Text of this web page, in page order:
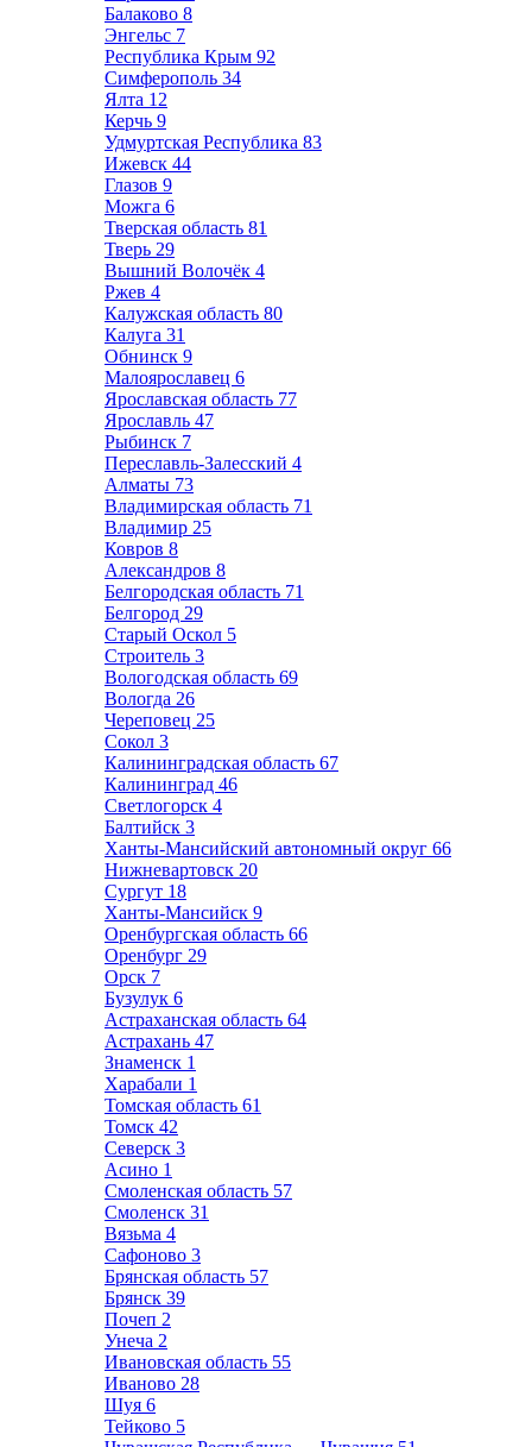
Балаково 8
Энгельс 7
Республика Крым 92
Симферополь 34
Ялта 12
Керчь 9
Удмуртская Республика 83
Ижевск 44
Глазов 9
Можга 6
Тверская область 81
Тверь 29
Вышний Волочёк 4
Ржев 4
Калужская область 80
Калуга 31
Обнинск 9
Малоярославец 6
Ярославская область 77
Ярославль 47
Рыбинск 7
Переславль-Залесский 4
Алматы 73
Владимирская область 71
Владимир 25
Ковров 8
Александров 8
Белгородская область 71
Белгород 29
Старый Оскол 5
Строитель 3
Вологодская область 69
Вологда 26
Череповец 25
Сокол 3
Калининградская область 67
Калининград 46
Светлогорск 4
Балтийск 3
Ханты-Мансийский автономный округ 66
Нижневартовск 20
Сургут 18
Ханты-Мансийск 9
Оренбургская область 66
Оренбург 29
Орск 7
Бузулук 6
Астраханская область 64
Астрахань 47
Знаменск 1
Харабали 1
Томская область 61
Томск 42
Северск 3
Асино 1
Смоленская область 57
Смоленск 31
Вязьма 4
Сафоново 3
Брянская область 57
Брянск 39
Почеп 2
Унеча 2
Ивановская область 55
Иваново 28
Шуя 6
Тейково 5